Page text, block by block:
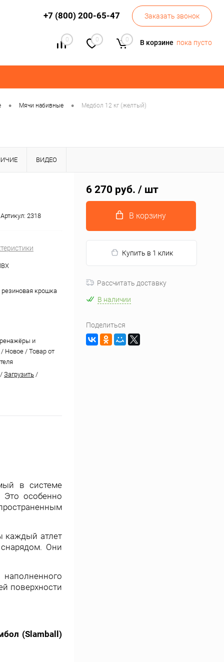
+7 (800) 200-65-47 Заказать звонок
0 0 0 В корзине пока пусто
• Мячи набивные • Медбол 12 кг (желтый)
ВИДЕО
Артикул: 2318
резиновая крошка
и
/ Новое / Товар от
/ Загрузить /
в системе
Это особенно
каждый атлет
Они
поверхности
(Slamball)
6 270 руб. / шт
В корзину
Купить в 1 клик
Рассчитать доставку
В наличии
Поделиться